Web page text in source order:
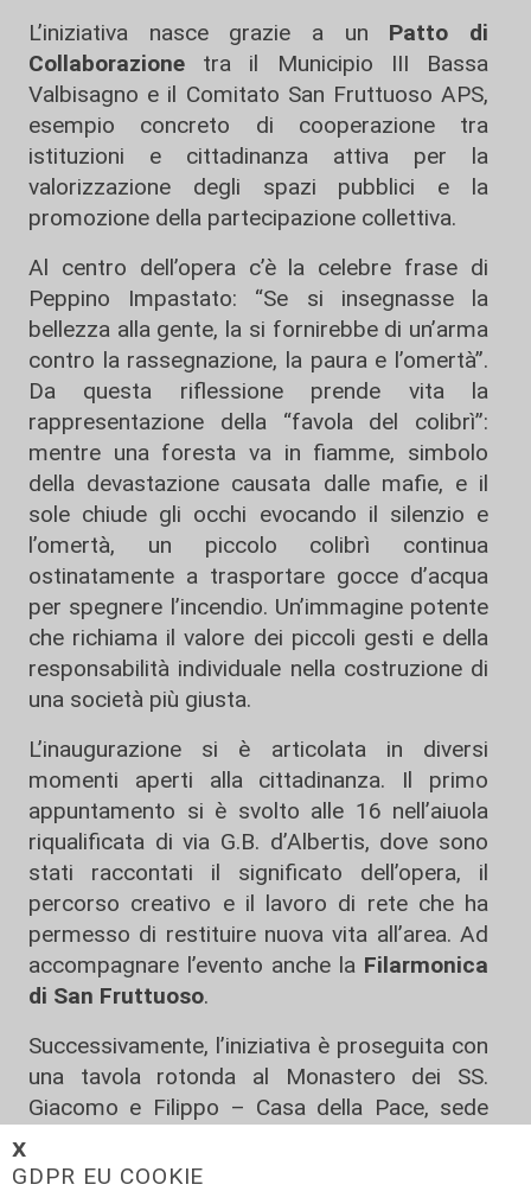
𝗫
GDPR EU COOKIE
L’iniziativa nasce grazie a un Patto di
Collaborazione tra il Municipio III Bassa
Valbisagno e il Comitato San Fruttuoso APS,
esempio concreto di cooperazione tra
istituzioni e cittadinanza attiva per la
valorizzazione degli spazi pubblici e la
promozione della partecipazione collettiva.
Al centro dell’opera c’è la celebre frase di
Peppino Impastato: “Se si insegnasse la
bellezza alla gente, la si fornirebbe di un’arma
contro la rassegnazione, la paura e l’omertà”.
Da questa riflessione prende vita la
rappresentazione della “favola del colibrì”:
mentre una foresta va in fiamme, simbolo
della devastazione causata dalle mafie, e il
sole chiude gli occhi evocando il silenzio e
l’omertà, un piccolo colibrì continua
ostinatamente a trasportare gocce d’acqua
per spegnere l’incendio. Un’immagine potente
che richiama il valore dei piccoli gesti e della
responsabilità individuale nella costruzione di
una società più giusta.
L’inaugurazione si è articolata in diversi
momenti aperti alla cittadinanza. Il primo
appuntamento si è svolto alle 16 nell’aiuola
riqualificata di via G.B. d’Albertis, dove sono
stati raccontati il significato dell’opera, il
percorso creativo e il lavoro di rete che ha
permesso di restituire nuova vita all’area. Ad
accompagnare l’evento anche la Filarmonica
di San Fruttuoso.
Successivamente, l’iniziativa è proseguita con
una tavola rotonda al Monastero dei SS.
Giacomo e Filippo – Casa della Pace, sede
confronto si è rivolto ai temi della